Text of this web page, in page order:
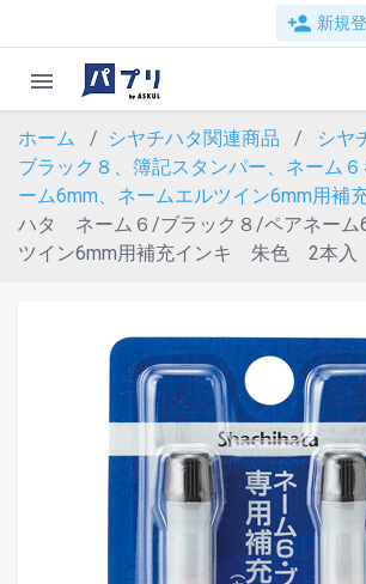
person_add 新規
menu
ホーム シヤチハタ関連商品
シヤ
ブラック８、簿記スタンパー、ネーム
ーム6mm、ネームエルツイン6mm用補
ハタ ネーム６/ブラック８/ペアネーム
ツイン6mm用補充インキ 朱色 2本入